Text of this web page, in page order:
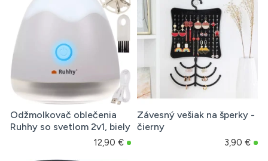
Odžmolkovač oblečenia
Ruhhy so svetlom 2v1, biely
12,90 €
Závesný vešiak na šperky -
čierny
3,90 €